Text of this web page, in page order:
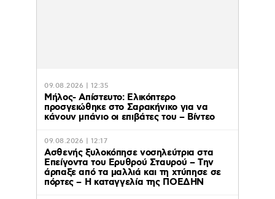
09.08.2026 | 12:35
Μήλος- Απίστευτο: Ελικόπτερο
προσγειώθηκε στο Σαρακήνικο για να
κάνουν μπάνιο οι επιβάτες του – Βίντεο
09.08.2026 | 12:17
Ασθενής ξυλοκόπησε νοσηλεύτρια στα
Επείγοντα του Ερυθρού Σταυρού – Tην
άρπαξε από τα μαλλιά και τη χτύπησε σε
πόρτες – Η καταγγελία της ΠΟΕΔΗΝ